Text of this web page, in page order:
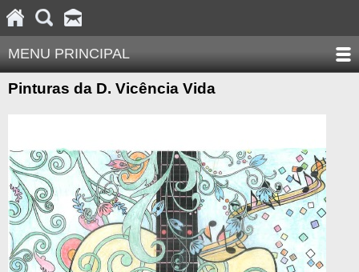
MENU PRINCIPAL
Pinturas da D. Vicência Vida